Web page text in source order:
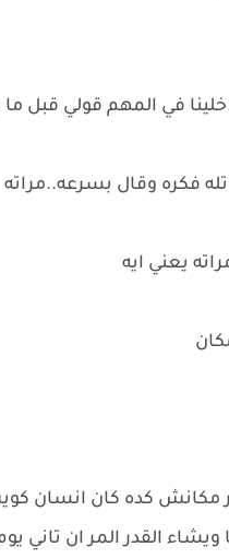
في المهم قولي قبل ما
فكره وقال بسرعه..مراته
يعني ايه
مكانش كده كان انسان
ويشاء القدر المر ان